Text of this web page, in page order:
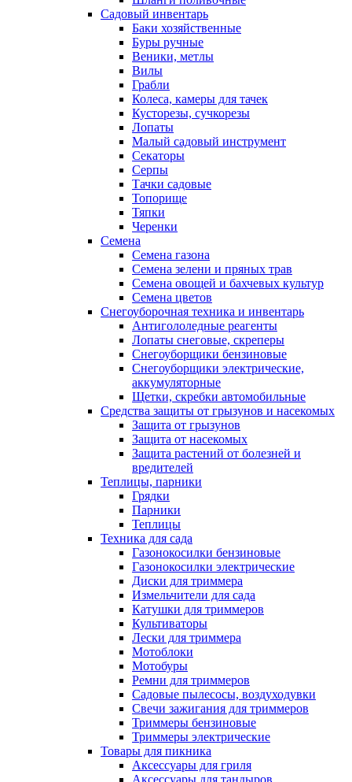
Садовый инвентарь
Баки хозяйственные
Буры ручные
Веники, метлы
Вилы
Грабли
Колеса, камеры для тачек
Кусторезы, сучкорезы
Лопаты
Малый садовый инструмент
Секаторы
Серпы
Тачки садовые
Топорище
Тяпки
Черенки
Семена
Семена газона
Семена зелени и пряных трав
Семена овощей и бахчевых культур
Семена цветов
Снегоуборочная техника и инвентарь
Антигололедные реагенты
Лопаты снеговые, скреперы
Снегоуборщики бензиновые
Снегоуборщики электрические,
аккумуляторные
Щетки, скребки автомобильные
Средства защиты от грызунов и насекомых
Защита от грызунов
Защита от насекомых
Защита растений от болезней и
вредителей
Теплицы, парники
Грядки
Парники
Теплицы
Техника для сада
Газонокосилки бензиновые
Газонокосилки электрические
Диски для триммера
Измельчители для сада
Катушки для триммеров
Культиваторы
Лески для триммера
Мотоблоки
Мотобуры
Ремни для триммеров
Садовые пылесосы, воздуходувки
Свечи зажигания для триммеров
Триммеры бензиновые
Триммеры электрические
Товары для пикника
Аксессуары для гриля
Аксессуары для тандыров